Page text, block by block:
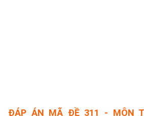
ĐÁP ÁN MÃ ĐỀ 311 - MÔN